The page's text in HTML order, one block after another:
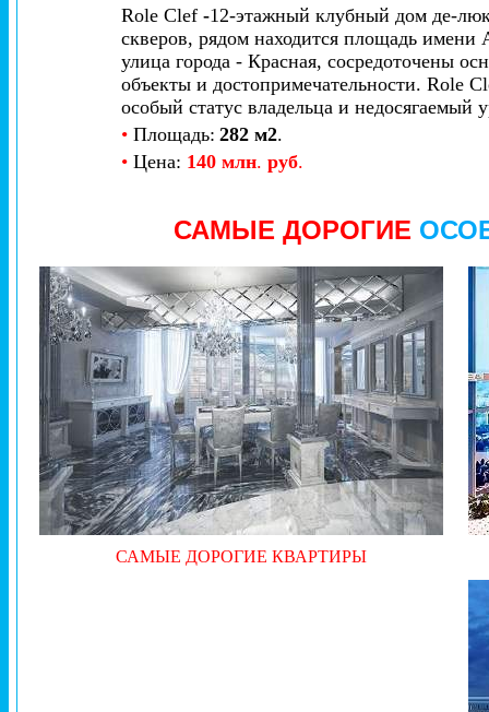
Rоlе Clef -12-этажный клубный дом де-
скверов, рядом находится площадь
улица города - Красная, сосредоточены
объекты и достопримечательности. Role
особый статус владельца и недосягаемый
• Площадь: 282 м2.
• Цена: 140 млн. руб.
САМЫЕ ДОРОГИЕ
САМЫЕ ДОРОГИЕ КВАРТИРЫ